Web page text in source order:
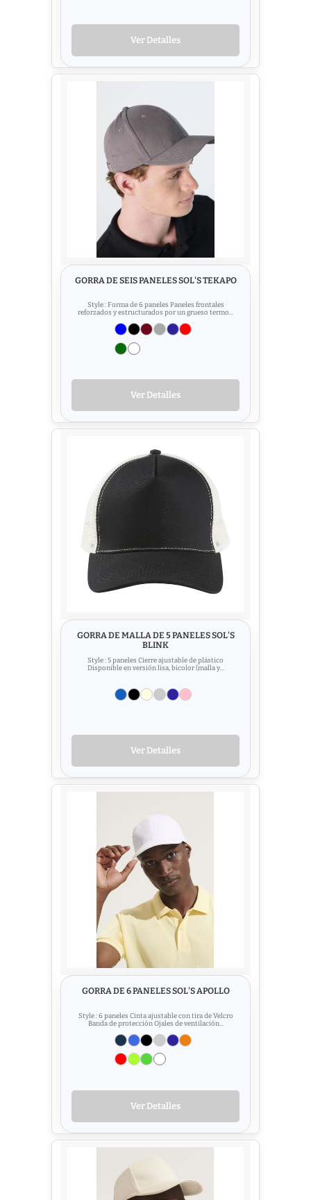
Ver Detalles
GORRA DE SEIS PANELES SOL'S TEKAPO
Style : Forma de 6 paneles Paneles frontales
reforzados y estructurados por un grueso termo...
Ver Detalles
GORRA DE MALLA DE 5 PANELES SOL'S
BLINK
Style : 5 paneles Cierre ajustable de plástico
Disponible en versión lisa, bicolor (malla y...
Ver Detalles
GORRA DE 6 PANELES SOL'S APOLLO
Style : 6 paneles Cinta ajustable con tira de Velcro
Banda de protección Ojales de ventilación...
Ver Detalles